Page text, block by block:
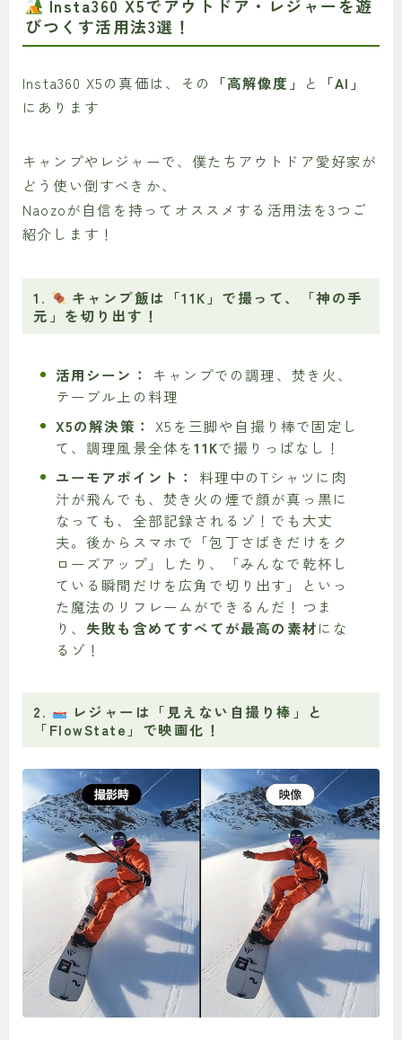
Insta360 X5でアウトドア・レジャーを遊
びつくす活用法3選！
Insta360 X5の真価は、その 「高解像度」 と
「AI」
にあります
キャンプやレジャーで、僕たちアウトドア愛好家が
どう使い倒すべきか、
Naozoが自信を持ってオススメする活用法を3つご
紹介します！
1.
キャンプ飯は「11K」で撮って、「神の手
元」を切り出す！
活用シーン：
キャンプでの調理、焚き火、
テーブル上の料理
X5の解決策：
X5を三脚や自撮り棒で固定し
て、調理風景全体を11Kで撮りっぱなし！
ユーモアポイント：
料理中のTシャツに肉
汁が飛んでも、焚き火の煙で顔が真っ黒に
なっても、全部記録されるゾ！でも大丈
夫。後からスマホで「包丁さばきだけをク
ローズアップ」したり、「みんなで乾杯し
ている瞬間だけを広角で切り出す」といっ
た魔法のリフレームができるんだ！つま
り、 失敗も含めてすべてが最高の素材にな
るゾ！
2.
レジャーは「見えない自撮り棒」と
「FlowState」で映画化！